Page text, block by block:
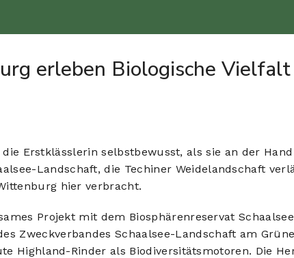
erleben Biologische
Erstklässlerin selbstbewusst, als sie an der
Landschaft, die Techiner Weidelandschaft
hier verbracht.
Projekt mit dem Biosphärenreservat
Zweckverbandes Schaalsee-Landschaft am
Highland-Rinder als Biodiversitätsmotoren. Die